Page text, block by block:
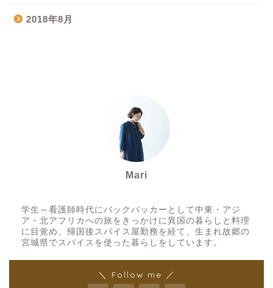
2018年8月
Mari
学生～看護師時代にバックパッカーとして中東・アジ
ア・北アフリカへの旅をきっかけに異国の暮らしと料理
に目覚め、帰国後スパイス屋勤務を経て、生まれ故郷の
宮城県でスパイスを使った暮らしをしています。
＼ Follow me ／